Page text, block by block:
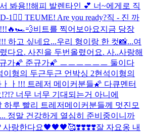
봐용!!해피 발렌타인 💕 너~에게로 직
D-1❤️‍🔥 TEUME! Are you ready?직 - 진 까
비트를 찍어보아요지금 당장
하고 싶네요...우리 형이랑 한 컷📸...여
다요. 사진을 두번올렸어요. 사..사랑해
가🌠 준규가🌠 ㅡㅡㅡㅡㅡㅡ 둘이다
이형의 두근두근 언박싱 2현석이형의
ㅏㅏ!!! 트레저 메이커분들🌠 다큐멘터
너무 너무 기대되는거 아니에
하루 빨리 트레저메이커분들께 멋진모
정말 건강하게 열심히 준비중이니까
사랑한다요🖤🖤🖤🥰❣️❣️❣️❣️잘 자요옹 내